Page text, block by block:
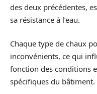
des deux précédentes,
sa résistance à l’eau.
Chaque type de chaux
inconvénients, ce qui
fonction des conditions
spécifiques du bâtiment.